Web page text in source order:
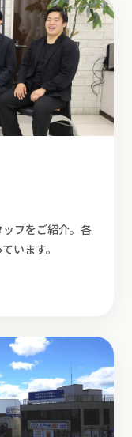
フをご紹介。各
います。